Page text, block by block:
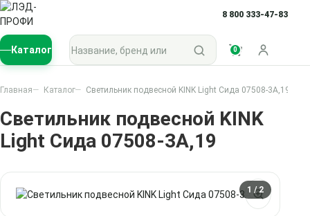
8 800 333-47-83
Каталог
Поиск по каталогу
0
Войти
Главная Каталог Светильник подвесной KINK Light Сида 07508-3A,19
Светильник подвесной KINK
Light Сида 07508-3A,19
1 / 2